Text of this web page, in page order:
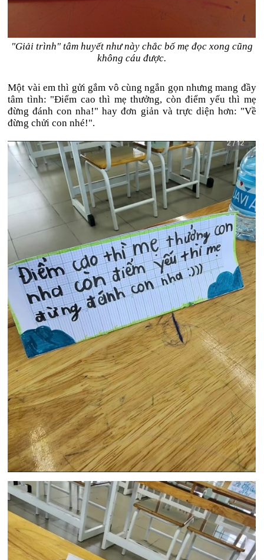
"Giải trình" tâm huyết như này chắc bố mẹ đọc xong cũng
không cáu được.
Một vài em thì gửi gắm vô cùng ngắn gọn nhưng mang đầy
tâm tình: "Điểm cao thì mẹ thưởng, còn điểm yếu thì mẹ
đừng đánh con nha!" hay đơn giản và trực diện hơn: "Về
đừng chửi con nhé!".